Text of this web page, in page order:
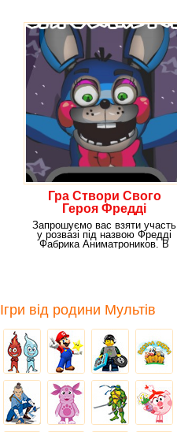
Гра Створи Свого
Героя Фредді
Запрошуємо вас взяти участь
у розвазі під назвою Фредді
Фабрика Аниматроников. В
Ігри від родини Мультів